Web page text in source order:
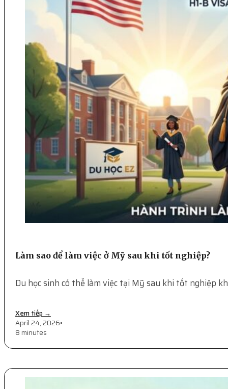
Làm sao để làm việc ở Mỹ sau khi tốt nghiệp?
Du học sinh có thể làm việc tại Mỹ sau khi tốt nghiệp
Xem tiếp →
April 24, 2026•
8 minutes